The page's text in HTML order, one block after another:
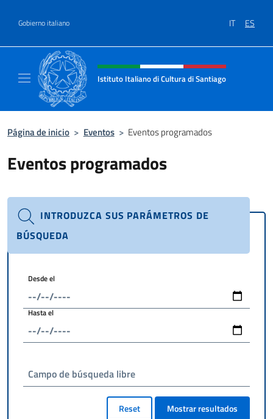
Gobierno italiano IT ES
Encabezado del sitio web,
Istituto Italiano di Cultura di Santiago
Página de inicio > Eventos > Eventos programados
Eventos programados
INTRODUZCA SUS PARÁMETROS DE
BÚSQUEDA
Desde el
Hasta el
Campo de búsqueda libre
Reset Mostrar resultados